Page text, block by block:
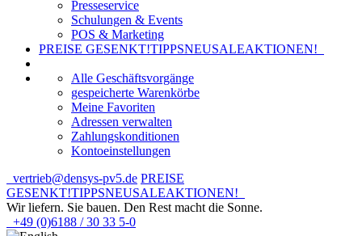
Presseservice
Schulungen & Events
POS & Marketing
PREISE GESENKT!TIPPSNEUSALEAKTIONEN!
Alle Geschäftsvorgänge
gespeicherte Warenkörbe
Meine Favoriten
Adressen verwalten
Zahlungskonditionen
Kontoeinstellungen
vertrieb@densys-pv5.de PREISE
GESENKT!TIPPSNEUSALEAKTIONEN!
Wir liefern. Sie bauen. Den Rest macht die Sonne.
+49 (0)6188 / 30 33 5-0